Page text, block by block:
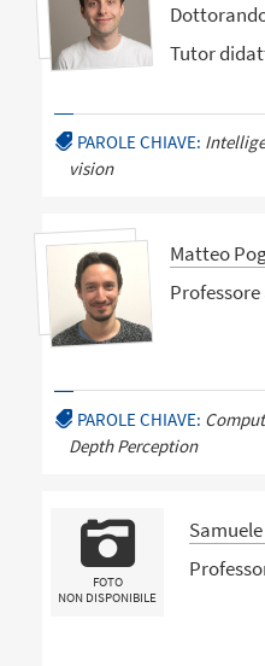
Tutor
PAROLE CHIAVE:
vision
Matteo
PAROLE CHIAVE:
Depth Perception
FOTO
NON DISPONIBILE